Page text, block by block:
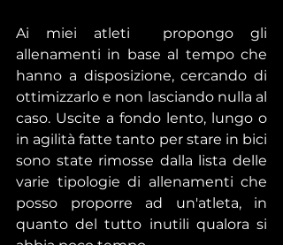
Ai miei atleti  propongo gli
allenamenti in base al tempo che
hanno a disposizione, cercando di
ottimizzarlo e non lasciando nulla al
caso. Uscite a fondo lento, lungo o
in agilità fatte tanto per stare in bici
sono state rimosse dalla lista delle
varie tipologie di allenamenti che
posso proporre ad un'atleta, in
quanto del tutto inutili qualora si